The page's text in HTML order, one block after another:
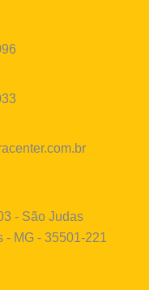
- São Judas
- MG - 35501-221